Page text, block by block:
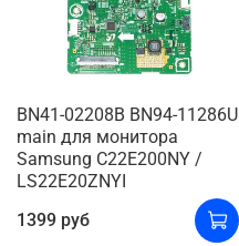
BN41-02208B BN94-11286U
main для монитора
Samsung C22E200NY /
LS22E20ZNYI
1399 руб